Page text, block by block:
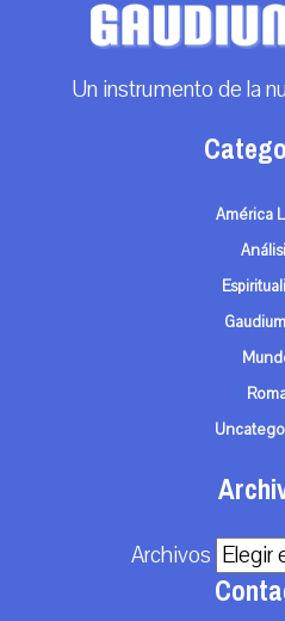
Un instrumento de la
América
Archivos